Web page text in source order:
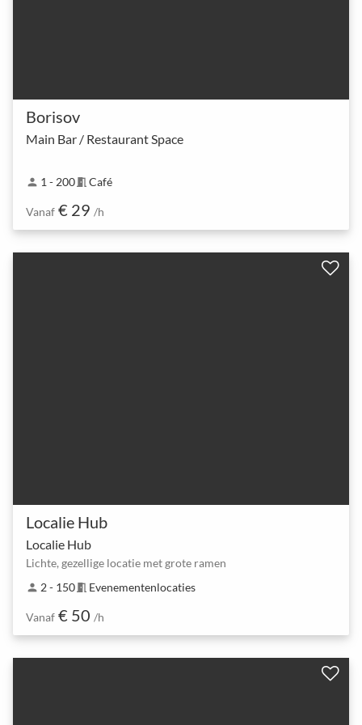
Borisov
Main Bar / Restaurant Space
person 1 - 200meeting_room Café
Vanaf € 29 /h
Localie Hub
Localie Hub
Lichte, gezellige locatie met grote ramen
person 2 - 150meeting_room Evenementenlocaties
Vanaf € 50 /h